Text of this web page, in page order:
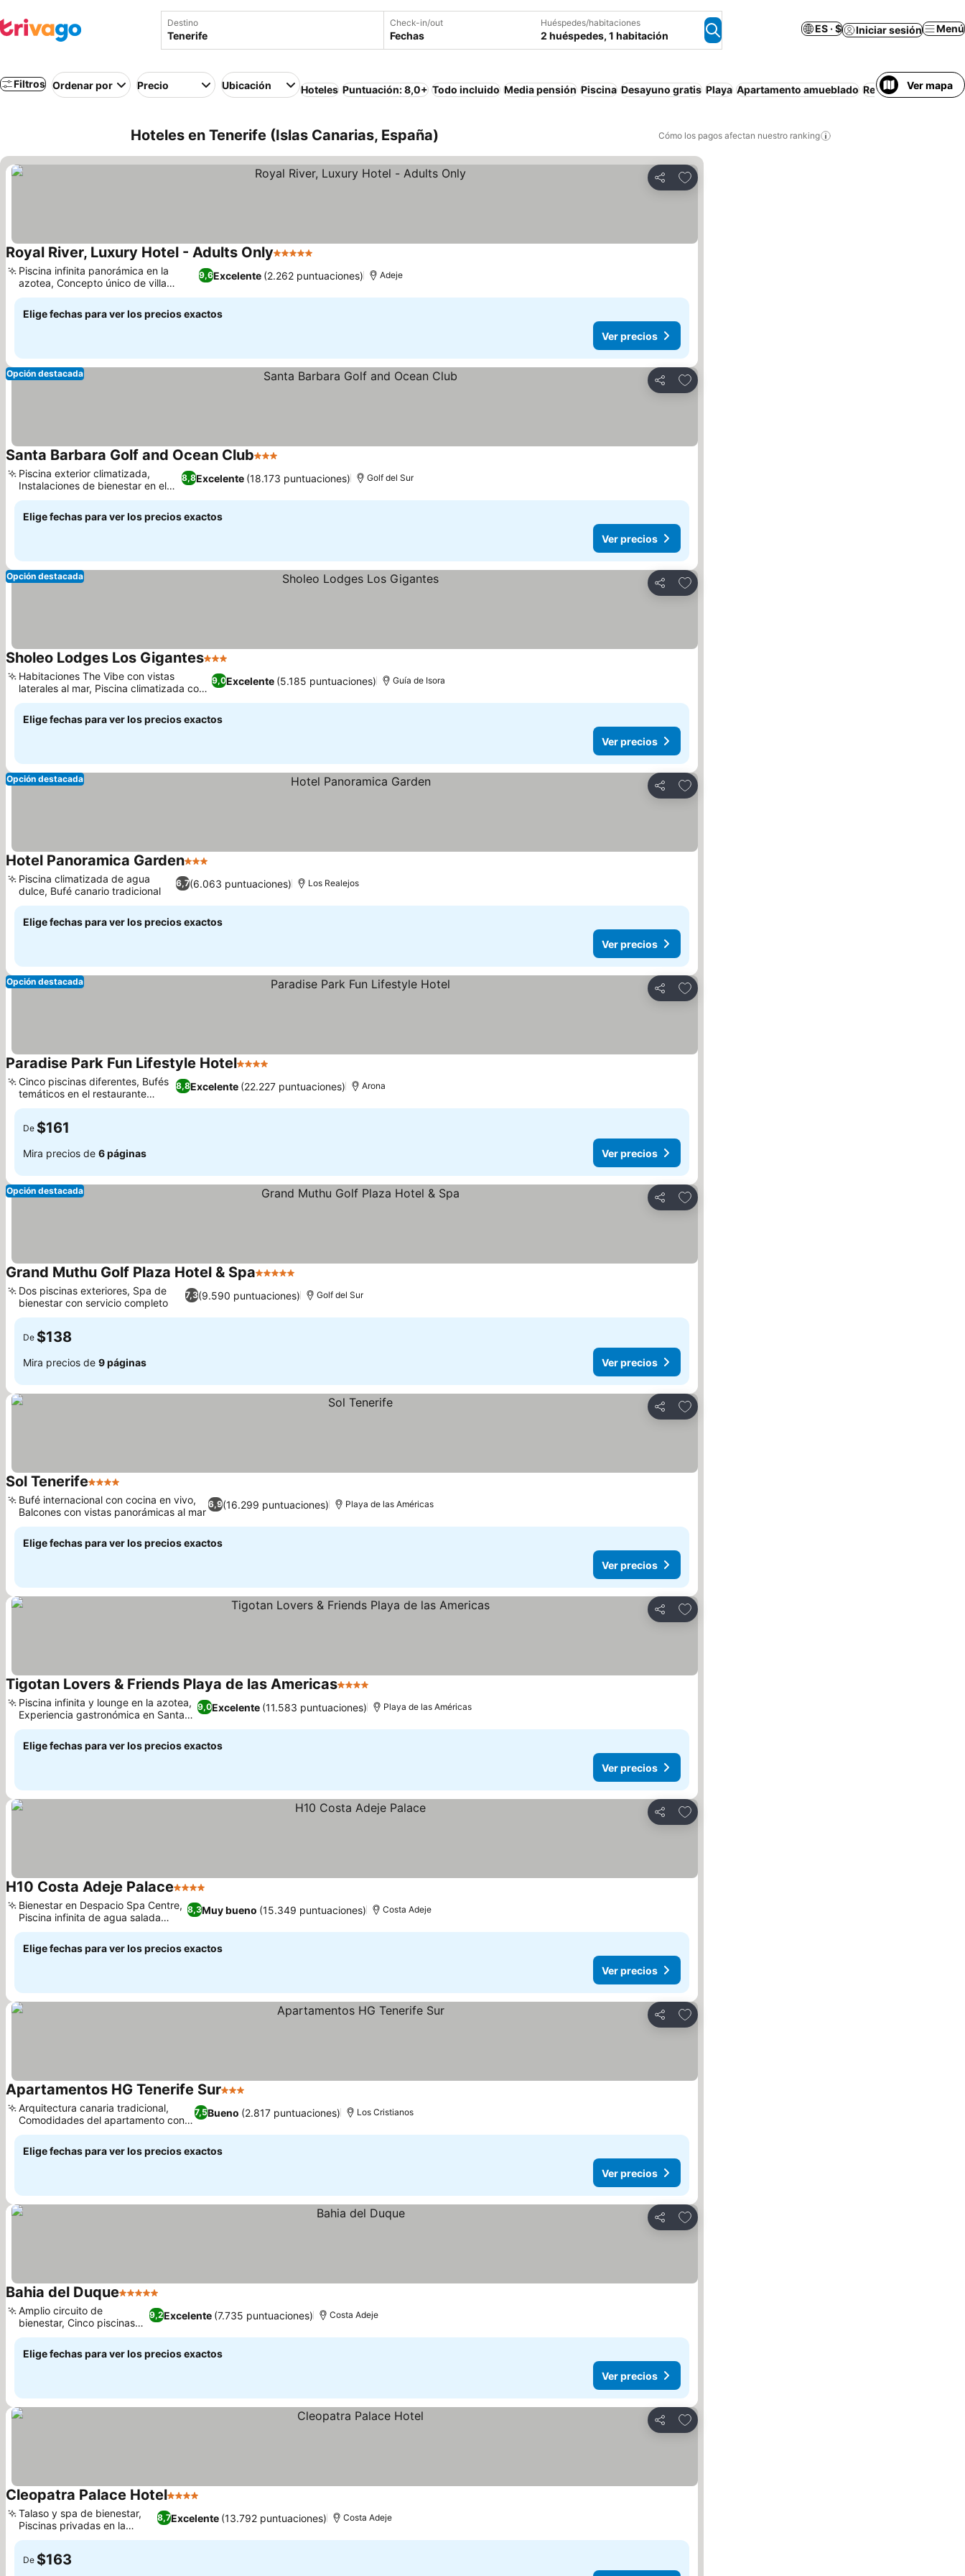
Destino Check-in/out
Fechas
Huéspedes/habitaciones
2 huéspedes, 1 habitación
ES · $ Iniciar sesión Menú
Filtros Ordenar por Precio Ubicación Hoteles Puntuación: 8,0+ Todo incluido Media pensión Piscina Desayuno gratis Playa Apartamento amueblado Resort Pensión
Ver mapa
Hoteles en Tenerife (Islas Canarias, España) Cómo los pagos afectan nuestro ranking
Compartir
Agregar a favoritos
Royal River, Luxury Hotel - Adults Only5 Estrellas
9,6Excelente (2.262 puntuaciones)
Piscina infinita panorámica en la
azotea, Concepto único de villa
conectada por río
Adeje
Elige fechas para ver los precios exactos
Ver precios
Compartir
Agregar a favoritos
Opción destacada
Santa Barbara Golf and Ocean Club3 Estrellas
8,8Excelente (18.173 puntuaciones)
Piscina exterior climatizada,
Instalaciones de bienestar en el
alojamiento
Golf del Sur
Elige fechas para ver los precios exactos
Ver precios
Compartir
Agregar a favoritos
Opción destacada
Sholeo Lodges Los Gigantes3 Estrellas
9,0Excelente (5.185 puntuaciones)
Habitaciones The Vibe con vistas
laterales al mar, Piscina climatizada con
vistas al Atlántico
Guía de Isora
Elige fechas para ver los precios exactos
Ver precios
Compartir
Agregar a favoritos
Opción destacada
Hotel Panoramica Garden3 Estrellas
6,7(6.063 puntuaciones)
Piscina climatizada de agua
dulce, Bufé canario tradicional
Los Realejos
Elige fechas para ver los precios exactos
Ver precios
Compartir
Agregar a favoritos
Opción destacada
Paradise Park Fun Lifestyle Hotel4 Estrellas
8,8Excelente (22.227 puntuaciones)
Cinco piscinas diferentes, Bufés
temáticos en el restaurante
Tenerife
Arona
De $161
Mira precios de 6 páginas Ver precios
Compartir
Agregar a favoritos
Opción destacada
Grand Muthu Golf Plaza Hotel & Spa5 Estrellas
7,3(9.590 puntuaciones)
Dos piscinas exteriores, Spa de
bienestar con servicio completo
Golf del Sur
De $138
Mira precios de 9 páginas Ver precios
Compartir
Agregar a favoritos
Sol Tenerife4 Estrellas
6,9(16.299 puntuaciones)
Bufé internacional con cocina en vivo,
Balcones con vistas panorámicas al mar
Playa de las Américas
Elige fechas para ver los precios exactos
Ver precios
Compartir
Agregar a favoritos
Tigotan Lovers & Friends Playa de las Americas4 Estrellas
9,0Excelente (11.583 puntuaciones)
Piscina infinita y lounge en la azotea,
Experiencia gastronómica en Santa
Rosa Grill
Playa de las Américas
Elige fechas para ver los precios exactos
Ver precios
Compartir
Agregar a favoritos
H10 Costa Adeje Palace4 Estrellas
8,3Muy bueno (15.349 puntuaciones)
Bienestar en Despacio Spa Centre,
Piscina infinita de agua salada
climatizada
Costa Adeje
Elige fechas para ver los precios exactos
Ver precios
Compartir
Agregar a favoritos
Apartamentos HG Tenerife Sur3 Estrellas
7,5Bueno (2.817 puntuaciones)
Arquitectura canaria tradicional,
Comodidades del apartamento con
cocina
Los Cristianos
Elige fechas para ver los precios exactos
Ver precios
Compartir
Agregar a favoritos
Bahia del Duque5 Estrellas
9,2Excelente (7.735 puntuaciones)
Amplio circuito de
bienestar, Cinco piscinas
distintas
Costa Adeje
Elige fechas para ver los precios exactos
Ver precios
Compartir
Agregar a favoritos
Cleopatra Palace Hotel4 Estrellas
8,7Excelente (13.792 puntuaciones)
Talaso y spa de bienestar,
Piscinas privadas en la
terraza
Costa Adeje
De $163